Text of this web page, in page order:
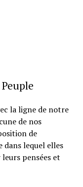
la ligne de notre
de nos
de
dans lequel elles
pensées et